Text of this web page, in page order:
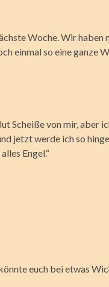
Woche. Wir haben
einmal so eine ganze
Scheiße von mir, aber
jetzt werde ich so
Engel.“
euch bei etwas